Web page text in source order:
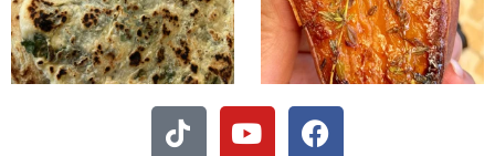
חיתוכיות ריבה וקוקוס